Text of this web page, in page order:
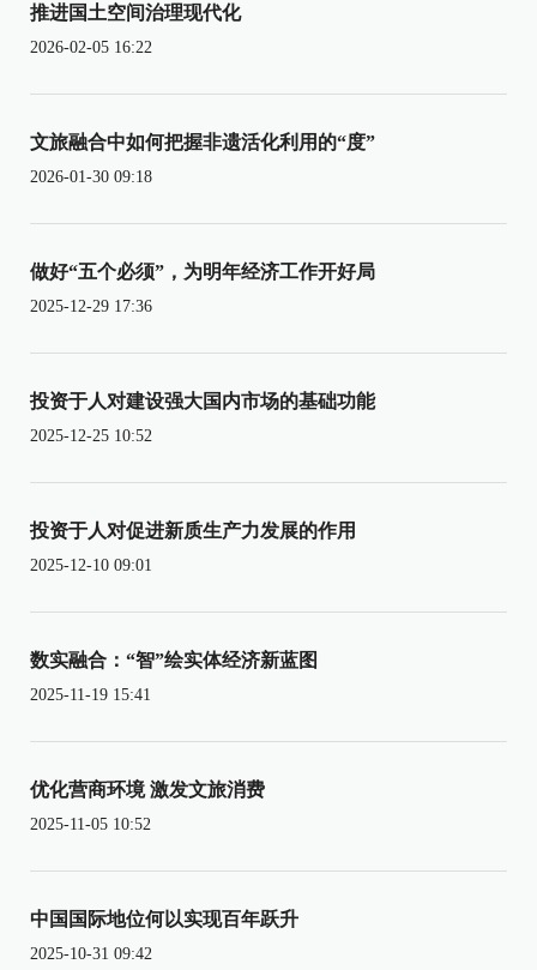
推进国土空间治理现代化
2026-02-05 16:22
文旅融合中如何把握非遗活化利用的“度”
2026-01-30 09:18
做好“五个必须”，为明年经济工作开好局
2025-12-29 17:36
投资于人对建设强大国内市场的基础功能
2025-12-25 10:52
投资于人对促进新质生产力发展的作用
2025-12-10 09:01
数实融合：“智”绘实体经济新蓝图
2025-11-19 15:41
优化营商环境 激发文旅消费
2025-11-05 10:52
中国国际地位何以实现百年跃升
2025-10-31 09:42